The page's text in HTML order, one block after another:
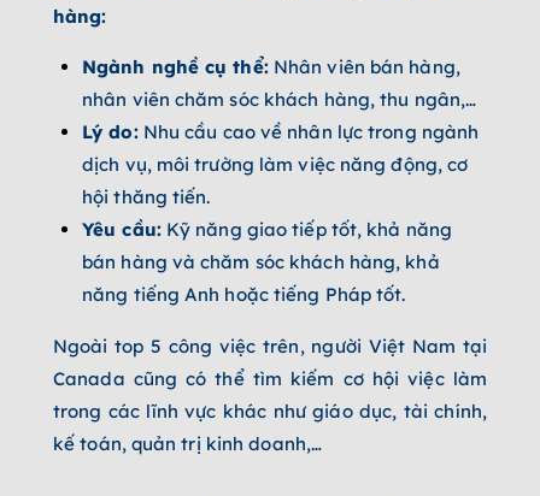
hàng:
Ngành nghề cụ thể:Nhân viên bán hàng,
nhân viên chăm sóc khách hàng, thu ngân,…
Lý do:Nhu cầu cao về nhân lực trong ngành
dịch vụ, môi trường làm việc năng động, cơ
hội thăng tiến.
Yêu cầu:Kỹ năng giao tiếp tốt, khả năng
bán hàng và chăm sóc khách hàng, khả
năng tiếng Anh hoặc tiếng Pháp tốt.
Ngoài top 5 công việc trên, người Việt Nam tại
Canada cũng có thể tìm kiếm cơ hội việc làm
trong các lĩnh vực khác như giáo dục, tài chính,
kế toán, quản trị kinh doanh,…